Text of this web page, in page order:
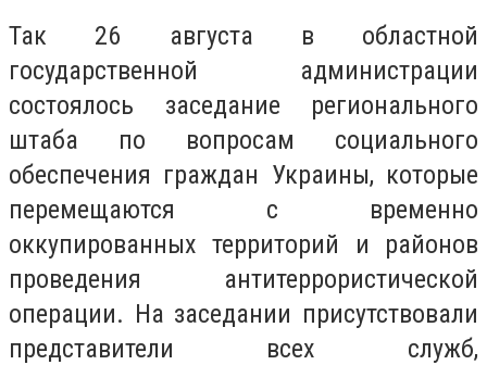
Так 26 августа в областной
государственной администрации
состоялось заседание регионального
штаба по вопросам социального
обеспечения граждан Украины, которые
перемещаются с временно
оккупированных территорий и районов
проведения антитеррористической
операции. На заседании присутствовали
представители всех служб,